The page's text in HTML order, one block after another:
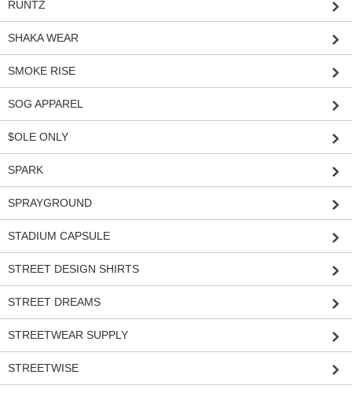
RUNTZ
SHAKA WEAR
SMOKE RISE
SOG APPAREL
$OLE ONLY
SPARK
SPRAYGROUND
STADIUM CAPSULE
STREET DESIGN SHIRTS
STREET DREAMS
STREETWEAR SUPPLY
STREETWISE